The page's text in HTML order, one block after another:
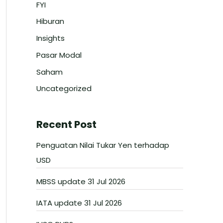
FYI
Hiburan
Insights
Pasar Modal
Saham
Uncategorized
Recent Post
Penguatan Nilai Tukar Yen terhadap
USD
MBSS update 31 Jul 2026
IATA update 31 Jul 2026